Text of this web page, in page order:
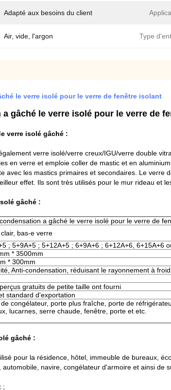
Adapté aux besoins du client
Air, vide, l'argon Type
le verre isolé pour le verre de fenêtre isolant
a gâché le verre isolé pour le verre de
verre isolé gâché :
verre isolé/verre creux/IGU/verre double
en verre et emploie coller de mastic et en
avec les mastics primaires et secondaires. Le
effet. Ils sont très utilisés pour le mur rideau et
gâché :
a gâché le verre isolé pour le verre de
bas-e verre
; 5+9A+5 ; 5+12A+5 ; 6+9A+6 ; 6+12A+6, 6+15A+6
* 3500mm
* 300mm
Anti-condensation, réduisant le rayonnement à froid
gratuits de petite taille ont fourni
standard d'exportation
de congélateur, porte plus fraîche, porte de
lucarnes, serre chaude, fenêtre, porte et etc.
gâché :
pour la résidence, hôtel, immeuble de bureaux,
navire, congélateur d'armoire et ainsi de
;